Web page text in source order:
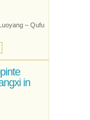
– Qufu
in